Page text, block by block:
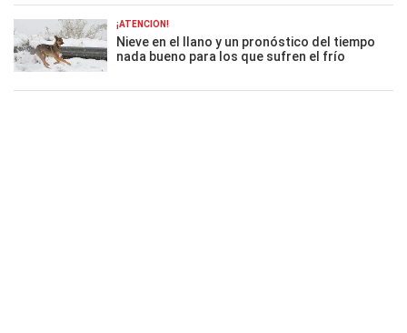
¡ATENCIÓN!
Nieve en el llano y un pronóstico del tiempo
nada bueno para los que sufren el frío